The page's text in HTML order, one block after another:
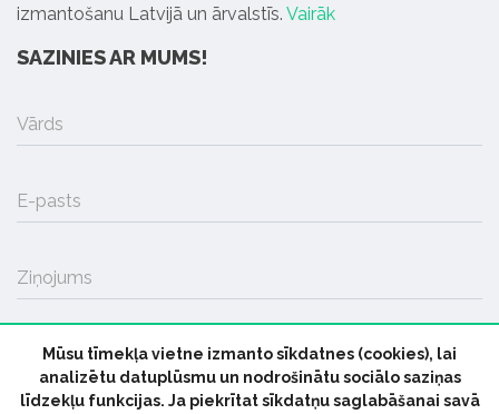
izmantošanu Latvijā un ārvalstīs. Vairāk
SAZINIES AR MUMS!
Vārds
E-pasts
Ziņojums
SŪTĪT
Mūsu tīmekļa vietne izmanto sīkdatnes (cookies), lai
analizētu datuplūsmu un nodrošinātu sociālo saziņas
līdzekļu funkcijas. Ja piekrītat sīkdatņu saglabāšanai savā